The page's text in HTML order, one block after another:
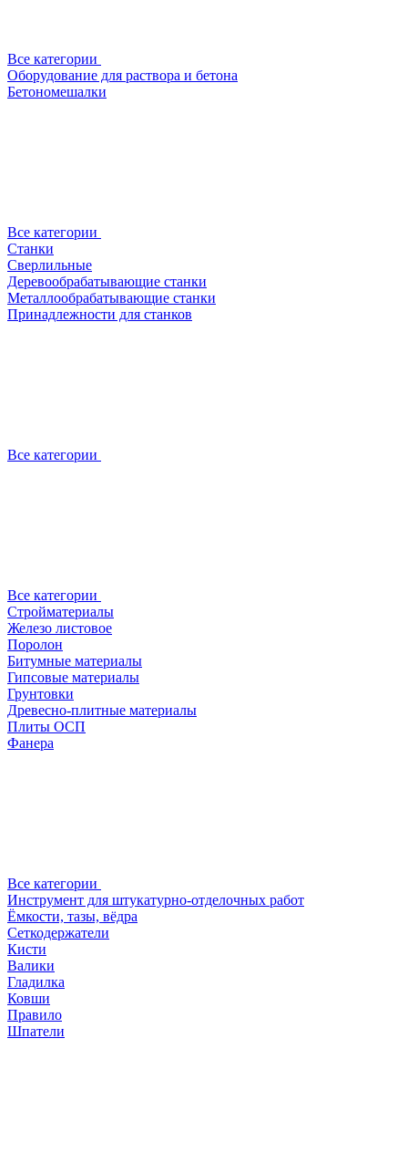
Все категории
Оборудование для раствора и бетона
Бетономешалки
Все категории
Станки
Сверлильные
Деревообрабатывающие станки
Металлообрабатывающие станки
Принадлежности для станков
Все категории
Все категории
Стройматериалы
Железо листовое
Поролон
Битумные материалы
Гипсовые материалы
Грунтовки
Древесно-плитные материалы
Плиты ОСП
Фанера
Все категории
Инструмент для штукатурно-отделочных работ
Ёмкости, тазы, вёдра
Сеткодержатели
Кисти
Валики
Гладилка
Ковши
Правило
Шпатели